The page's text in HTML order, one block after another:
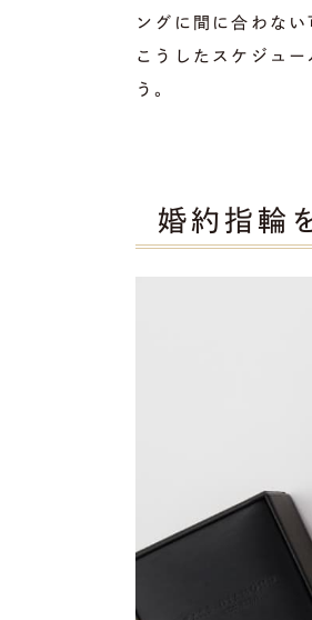
ングに間に合わない
こうしたスケジュ
う。
婚約指輪